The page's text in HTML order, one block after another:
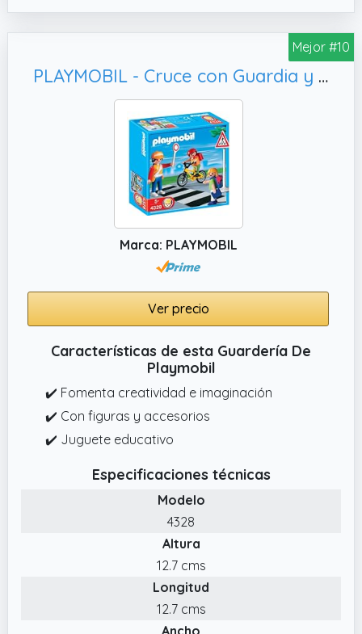
Mejor #10
PLAYMOBIL - Cruce con Guardia y niños, Set de Juego (4328)
Marca: PLAYMOBIL
Ver precio
Características de esta Guardería De
Playmobil
✔️ Fomenta creatividad e imaginación
✔️ Con figuras y accesorios
✔️ Juguete educativo
Especificaciones técnicas
Modelo
4328
Altura
12.7 cms
Longitud
12.7 cms
Ancho